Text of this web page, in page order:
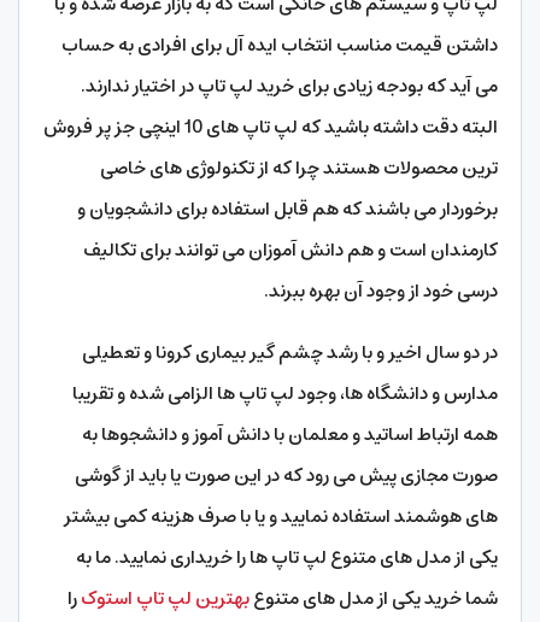
داشتن قیمت مناسب انتخاب ایده آل برای افرادی به حساب
می آید که بودجه زیادی برای خرید لپ تاپ در اختیار ندارند.
البته دقت داشته باشید که لپ تاپ های 10 اینچی جز پر فروش
ترین محصولات هستند چرا که از تکنولوژی های خاصی
برخوردار می باشند که هم قابل استفاده برای دانشجویان و
کارمندان است و هم دانش آموزان می توانند برای تکالیف
درسی خود از وجود آن بهره ببرند.
در دو سال اخیر و با رشد چشم گیر بیماری کرونا و تعطیلی
مدارس و دانشگاه ها، وجود لپ تاپ ها الزامی شده و تقریبا
همه ارتباط اساتید و معلمان با دانش آموز و دانشجوها به
صورت مجازی پیش می رود که در این صورت یا باید از گوشی
های هوشمند استفاده نمایید و یا با صرف هزینه کمی بیشتر
یکی از مدل های متنوع لپ تاپ ها را خریداری نمایید. ما به
شما خرید یکی از مدل های متنوعبهترین لپ تاپ استوکرا